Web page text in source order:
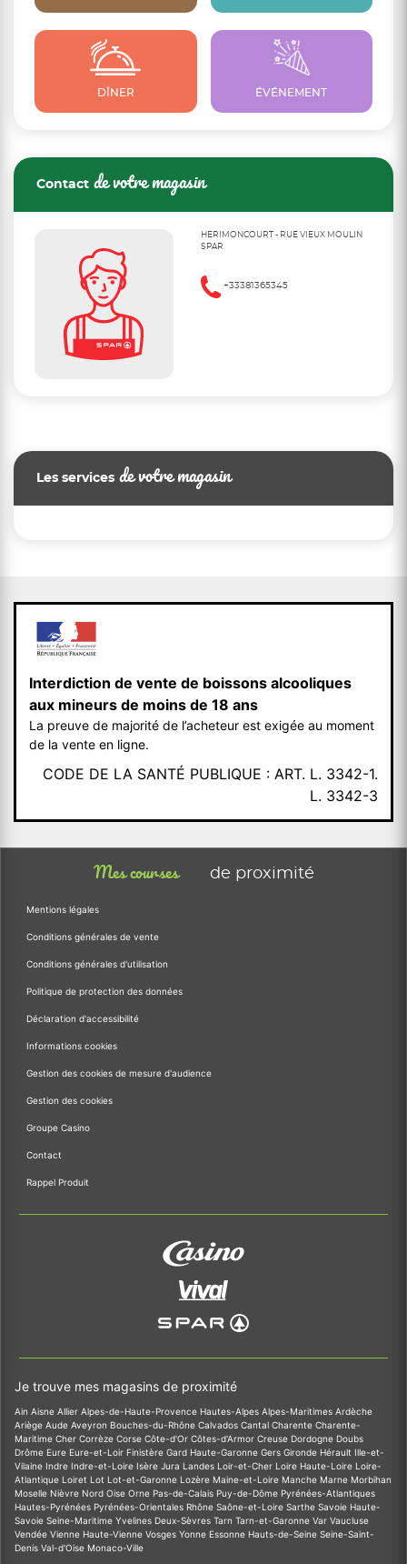
DÎNER ÉVÉNEMENT
Contact de votre magasin
HERIMONCOURT - RUE VIEUX MOULIN
SPAR
+33381365345
Les services de votre magasin
Interdiction de vente de boissons alcooliques
aux mineurs de moins de 18 ans
La preuve de majorité de l’acheteur est exigée au moment
de la vente en ligne.
CODE DE LA SANTÉ PUBLIQUE : ART. L. 3342-1.
L. 3342-3
Mes courses de proximité
Mentions légales
Conditions générales de vente
Conditions générales d'utilisation
Politique de protection des données
Déclaration d'accessibilité
Informations cookies
Gestion des cookies de mesure d'audience
Gestion des cookies
Groupe Casino
Contact
Rappel Produit
Je trouve mes magasins de proximité
Ain Aisne Allier Alpes-de-Haute-Provence Hautes-Alpes Alpes-Maritimes Ardèche
Ariège Aude Aveyron Bouches-du-Rhône Calvados Cantal Charente Charente-
Maritime Cher Corrèze Corse Côte-d'Or Côtes-d'Armor Creuse Dordogne Doubs
Drôme Eure Eure-et-Loir Finistère Gard Haute-Garonne Gers Gironde Hérault Ille-et-
Vilaine Indre Indre-et-Loire Isère Jura Landes Loir-et-Cher Loire Haute-Loire Loire-
Atlantique Loiret Lot Lot-et-Garonne Lozère Maine-et-Loire Manche Marne Morbihan
Moselle Nièvre Nord Oise Orne Pas-de-Calais Puy-de-Dôme Pyrénées-Atlantiques
Hautes-Pyrénées Pyrénées-Orientales Rhône Saône-et-Loire Sarthe Savoie Haute-
Savoie Seine-Maritime Yvelines Deux-Sèvres Tarn Tarn-et-Garonne Var Vaucluse
Vendée Vienne Haute-Vienne Vosges Yonne Essonne Hauts-de-Seine Seine-Saint-
Denis Val-d'Oise Monaco-Ville